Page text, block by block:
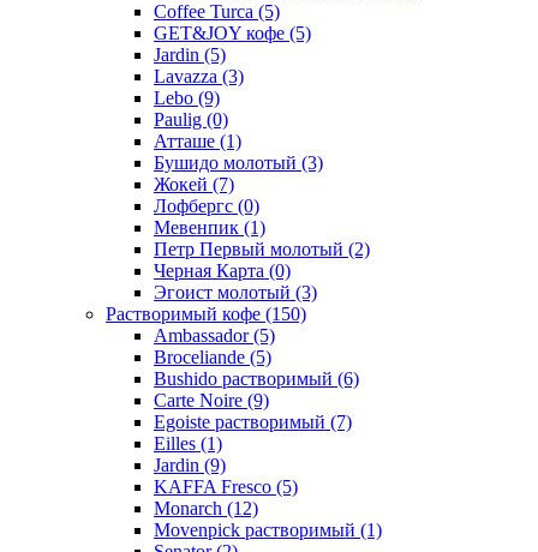
Coffee Turca (5)
GET&JOY кофе (5)
Jardin (5)
Lavazza (3)
Lebo (9)
Paulig (0)
Атташе (1)
Бушидо молотый (3)
Жокей (7)
Лофбергс (0)
Мевенпик (1)
Петр Первый молотый (2)
Черная Карта (0)
Эгоист молотый (3)
Растворимый кофе (150)
Ambassador(5)
Broceliande (5)
Bushido растворимый (6)
Carte Noire (9)
Egoiste растворимый (7)
Eilles (1)
Jardin (9)
KAFFA Fresco (5)
Monarch (12)
Movenpick растворимый (1)